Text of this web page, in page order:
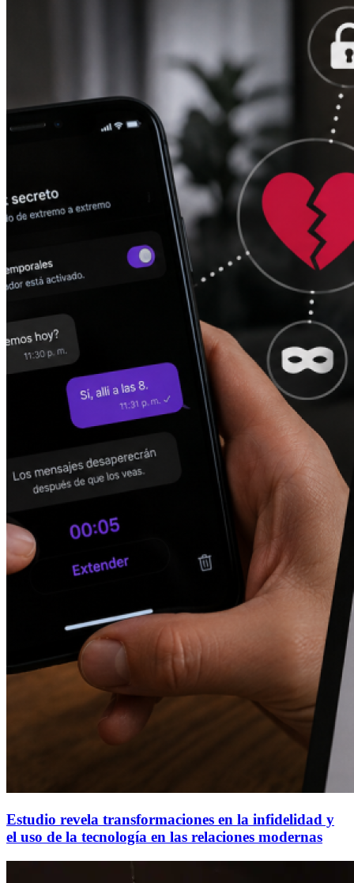
Estudio revela transformaciones en la infidelidad y
el uso de la tecnología en las relaciones modernas